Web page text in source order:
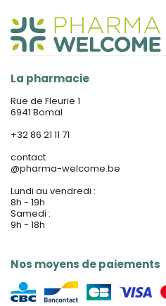
La pharmacie
Rue de Fleurie 1
6941 Bomal
+32 86 21 11 71
contact
@pharma-welcome.be
Lundi au vendredi :
8h - 19h
Samedi :
9h - 18h
Nos moyens de paiements